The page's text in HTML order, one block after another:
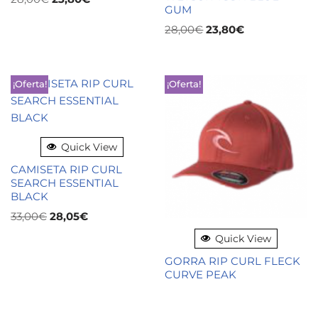
GUM
28,00€ 23,80€
¡Oferta!
Quick View
CAMISETA RIP CURL
SEARCH ESSENTIAL
BLACK
33,00€ 28,05€
¡Oferta!
Quick View
GORRA RIP CURL FLECK
CURVE PEAK